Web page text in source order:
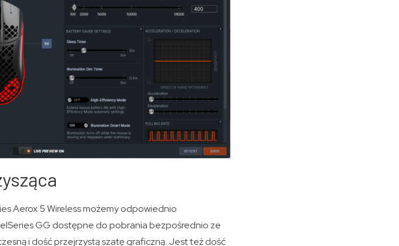
Aerox 5 Wireless możemy odpowiednio
GG dostępne do pobrania bezpośrednio ze
i dość przejrzystą szatę graficzną. Jest też dość